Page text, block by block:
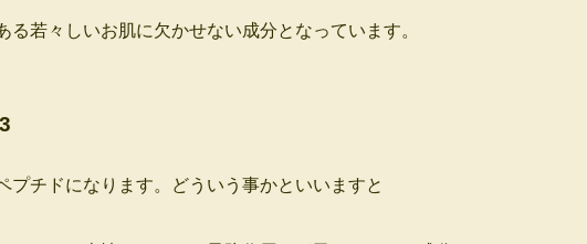
若々しいお肌に欠かせない成分となっています。
プチドになります。どういう事かといいますと